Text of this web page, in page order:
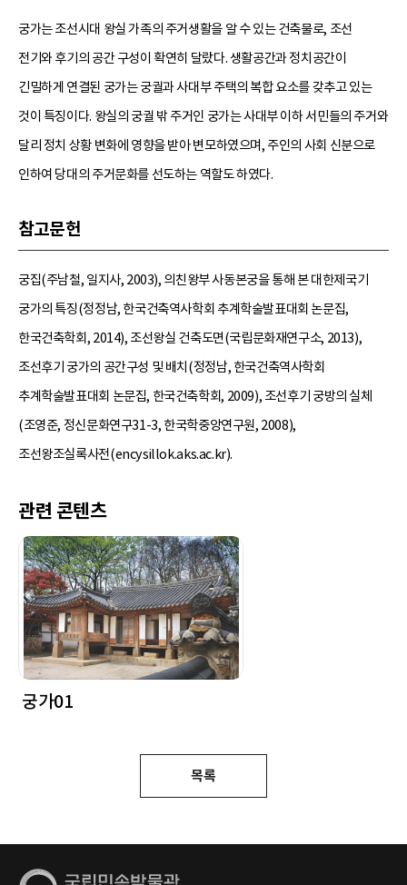
궁가는 조선시대 왕실 가족의 주거생활을 알 수 있는 건축물로, 조선
전기와 후기의 공간 구성이 확연히 달랐다. 생활공간과 정치공간이
긴밀하게 연결된 궁가는 궁궐과 사대부 주택의 복합 요소를 갖추고 있는
것이 특징이다. 왕실의 궁궐 밖 주거인 궁가는 사대부 이하 서민들의 주거와
달리 정치 상황 변화에 영향을 받아 변모하였으며, 주인의 사회 신분으로
인하여 당대의 주거문화를 선도하는 역할도 하였다.
참고문헌
궁집(주남철, 일지사, 2003), 의친왕부 사동본궁을 통해 본 대한제국기
궁가의 특징(정정남, 한국건축역사학회 추계학술발표대회 논문집,
한국건축학회, 2014), 조선왕실 건축도면(국립문화재연구소, 2013),
조선후기 궁가의 공간구성 및 배치(정정남, 한국건축역사학회
추계학술발표대회 논문집, 한국건축학회, 2009), 조선후기 궁방의 실체
(조영준, 정신문화연구31-3, 한국학중앙연구원, 2008),
조선왕조실록사전(encysillok.aks.ac.kr).
관련 콘텐츠
궁가01
목록